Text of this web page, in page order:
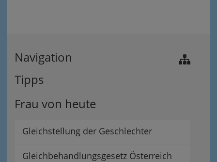
Navigation
Tipps
Frau von heute
Gleichstellung der Geschlechter
Gleichbehandlungsgesetz Österreich